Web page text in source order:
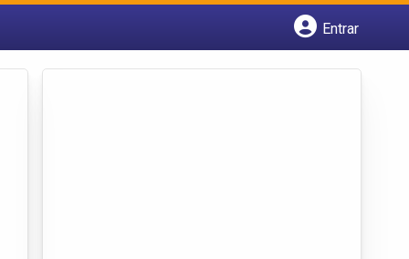
Entrar